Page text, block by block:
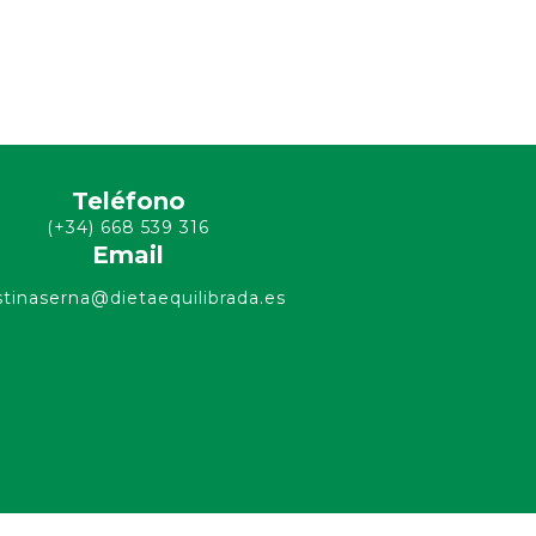
Teléfono
(+34) 668 539 316
Email